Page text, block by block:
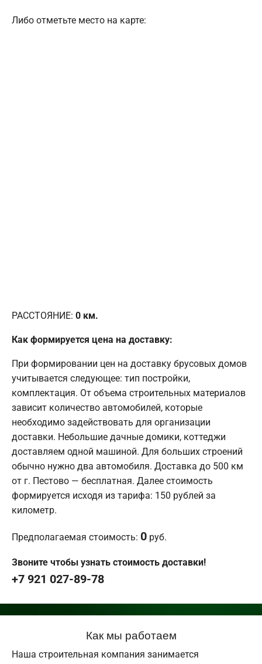
Либо отметьте место на карте:
РАССТОЯНИЕ: 0 км.
Как формируется цена на доставку:
При формировании цен на доставку брусовых домов
учитывается следующее: тип постройки,
комплектация. От объема строительных материалов
зависит количество автомобилей, которые
необходимо задействовать для организации
доставки. Небольшие дачные домики, коттеджи
доставляем одной машиной. Для больших строений
обычно нужно два автомобиля. Доставка до 500 км
от г. Пестово — бесплатная. Далее стоимость
формируется исходя из тарифа: 150 рублей за
километр.
Предполагаемая стоимость: 0 руб.
Звоните чтобы узнать стоимость доставки!
+7 921 027-89-78
Как мы работаем
Наша строительная компания занимается